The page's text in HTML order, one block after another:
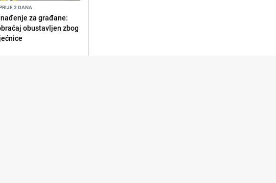
2 DANA
za građane:
obustavljen zbog